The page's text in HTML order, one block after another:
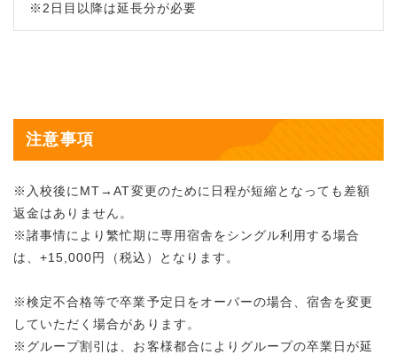
※2日目以降は延長分が必要
注意事項
※入校後にMT→AT変更のために日程が短縮となっても差額
返金はありません。
※諸事情により繁忙期に専用宿舎をシングル利用する場合
は、+15,000円（税込）となります。
※検定不合格等で卒業予定日をオーバーの場合、宿舎を変更
していただく場合があります。
※グループ割引は、お客様都合によりグループの卒業日が延